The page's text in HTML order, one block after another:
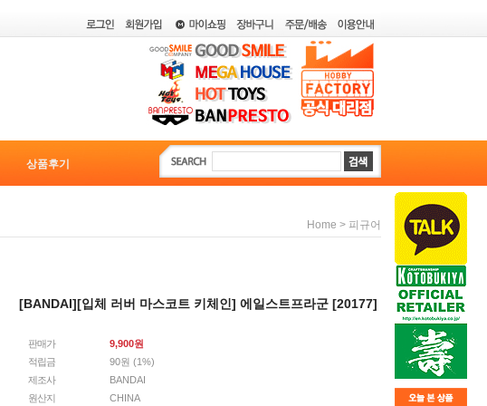
상품후기
Home > 피규어
[BANDAI][입체 러버 마스코트 키체인] 에일스트프라군 [20177]
판매가 9,900원
적립금
90원 (1%)
제조사
BANDAI
원산지
CHINA